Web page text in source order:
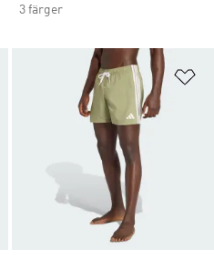
3 färger
Lägg till på önskelistan